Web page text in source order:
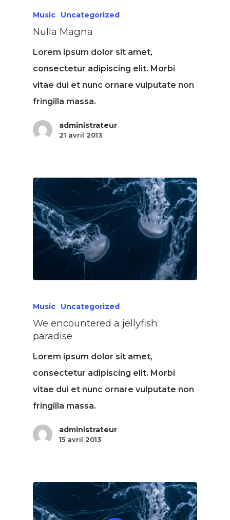
Music Uncategorized
Nulla Magna
Lorem ipsum dolor sit amet,
consectetur adipiscing elit. Morbi
vitae dui et nunc ornare vulputate non
fringilla massa.
administrateur
21 avril 2013
Music Uncategorized
We encountered a jellyfish
paradise
Lorem ipsum dolor sit amet,
consectetur adipiscing elit. Morbi
vitae dui et nunc ornare vulputate non
fringilla massa.
administrateur
15 avril 2013